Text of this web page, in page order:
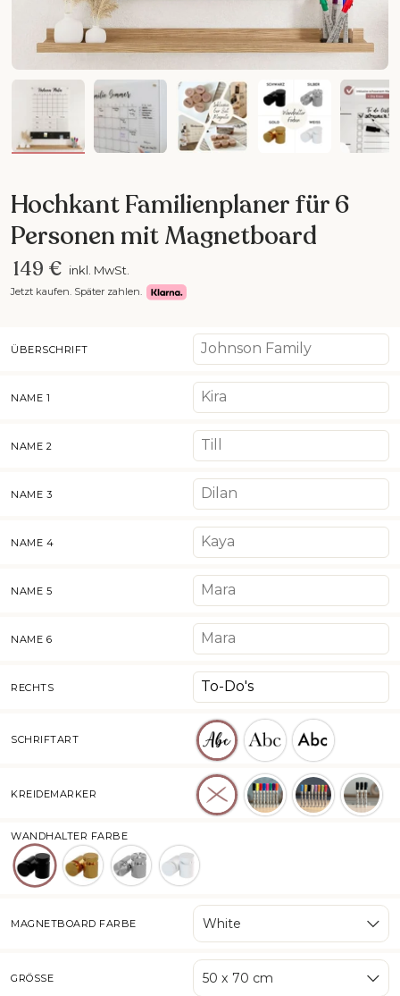
Hochkant Familienplaner für 6
Personen mit Magnetboard
149 € inkl. MwSt.
Jetzt kaufen. Später zahlen.
ÜBERSCHRIFT
NAME 1
NAME 2
NAME 3
NAME 4
NAME 5
NAME 6
RECHTS
SCHRIFTART
KREIDEMARKER
WANDHALTER FARBE
SchwarzGold Silber Weiss
MAGNETBOARD FARBE White
GRÖSSE 50 x 70 cm